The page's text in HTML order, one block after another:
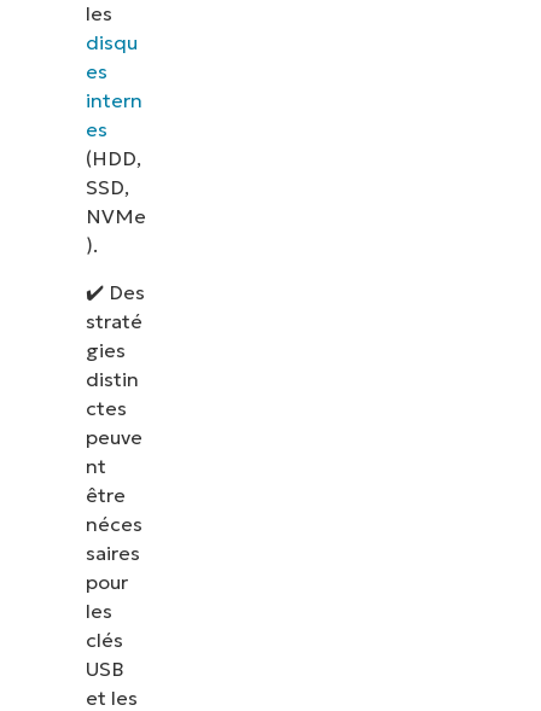
les
disqu
es
intern
es
(HDD,
SSD,
NVMe
).
✔️ Des
straté
gies
distin
ctes
peuve
nt
être
néces
saires
pour
les
clés
USB
et les